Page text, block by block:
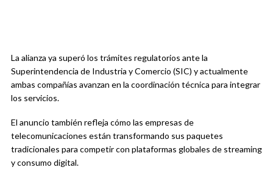
La alianza ya superó los trámites regulatorios ante la
Superintendencia de Industria y Comercio (SIC) y actualmente
ambas compañías avanzan en la coordinación técnica para integrar
los servicios.
El anuncio también refleja cómo las empresas de
telecomunicaciones están transformando sus paquetes
tradicionales para competir con plataformas globales de streaming
y consumo digital.